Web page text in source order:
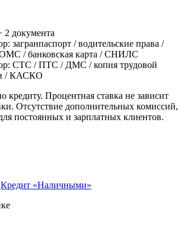
2 документа
загранпаспорт / водительские права /
/ банковская карта / СНИЛС
СТС / ПТС / ДМС / копия трудовой
/ КАСКО
кредиту. Процентная ставка не зависит
Отсутствие дополнительных комиссий,
постоянных и зарплатных клиентов.
Кредит «Наличными»